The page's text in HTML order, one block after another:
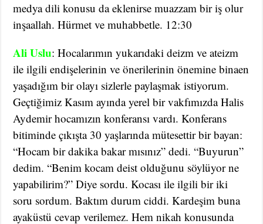
medya dili konusu da eklenirse muazzam bir iş olur
inşaallah. Hürmet ve muhabbetle. 12:30
Ali Uslu: Hocalarımın yukarıdaki deizm ve ateizm
ile ilgili endişelerinin ve önerilerinin önemine binaen
yaşadığım bir olayı sizlerle paylaşmak istiyorum.
Geçtiğimiz Kasım ayında yerel bir vakfımızda Halis
Aydemir hocamızın konferansı vardı. Konferans
bitiminde çıkışta 30 yaşlarında mütesettir bir bayan:
“Hocam bir dakika bakar mısınız” dedi. “Buyurun”
dedim. “Benim kocam deist olduğunu söylüyor ne
yapabilirim?” Diye sordu. Kocası ile ilgili bir iki
soru sordum. Baktım durum ciddi. Kardeşim buna
ayaküstü cevap verilemez. Hem nikah konusunda